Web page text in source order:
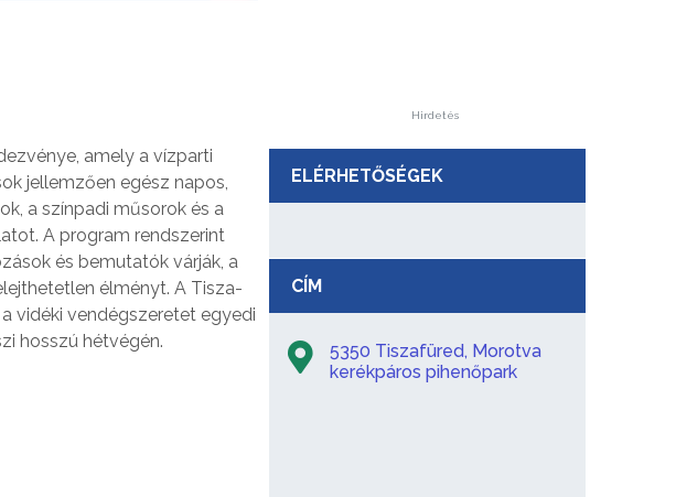
amely a vízparti
jellemzően egész napos,
a színpadi műsorok és a
A program rendszerint
és bemutatók várják, a
élményt. A Tisza-
vidéki vendégszeretet egyedi
hosszú hétvégén.
Hirdetés
ELÉRHETŐSÉGEK
CÍM
5350 Tiszafüred, Morotva
kerékpáros pihenőpark